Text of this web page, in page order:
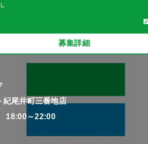
募集詳細
紀尾井町三番地店
18:00～22:00